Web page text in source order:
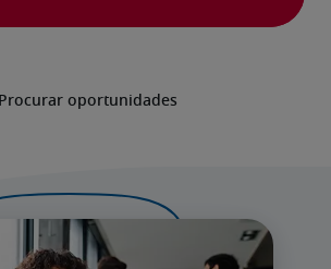
Procurar oportunidades